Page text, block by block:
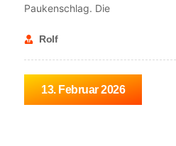
Paukenschlag. Die
Rolf
13. Februar 2026